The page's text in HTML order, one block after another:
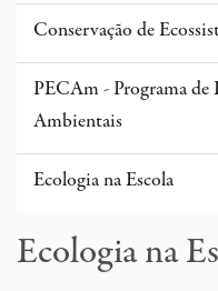
Conservação de
PECAm - Programa de
Ambientais
Ecologia na Escola
Ecologia na